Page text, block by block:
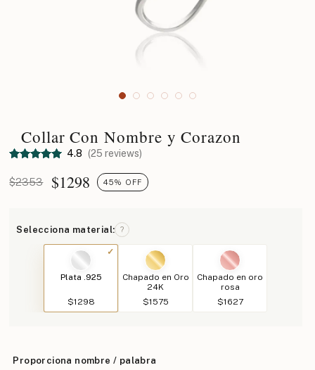
Collar Con Nombre y Corazon
4.8 (25 reviews)
$2353 $1298 45% OFF
Selecciona material: ?
Plata .925
$1298
Chapado en Oro
24K
$1575
Chapado en oro
rosa
$1627
Proporciona nombre / palabra